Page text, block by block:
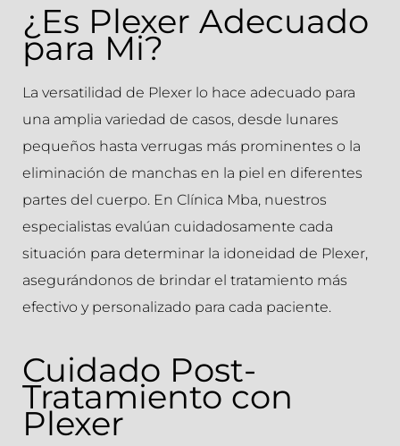
¿Es Plexer Adecuado
para Mi?
La versatilidad de Plexer lo hace adecuado para
una amplia variedad de casos, desde lunares
pequeños hasta verrugas más prominentes o la
eliminación de manchas en la piel en diferentes
partes del cuerpo. En Clínica Mba, nuestros
especialistas evalúan cuidadosamente cada
situación para determinar la idoneidad de Plexer,
asegurándonos de brindar el tratamiento más
efectivo y personalizado para cada paciente.
Cuidado Post-
Tratamiento con
Plexer